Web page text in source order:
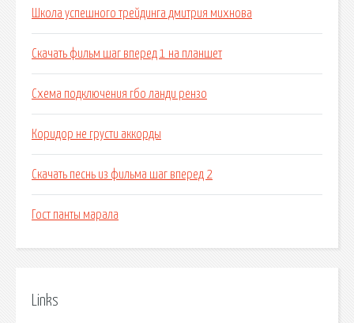
Школа успешного трейдинга дмитрия михнова
Скачать фильм шаг вперед 1 на планшет
Схема подключения гбо ланди рензо
Коридор не грусти аккорды
Скачать песнь из фильма шаг вперед 2
Гост панты марала
Links